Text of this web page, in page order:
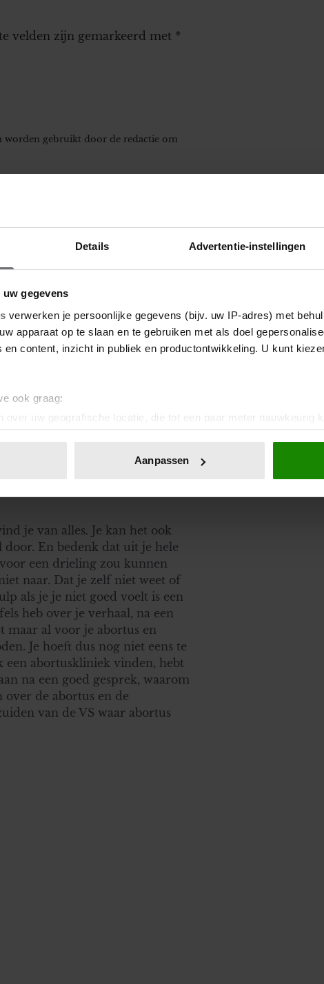
Details Advertentie-instellingen
gegevens
verwerken je persoonlijke gegevens (bijv. uw IP-adres) met
apparaat op te slaan en te gebruiken met als doel
en content, inzicht in publiek en productontwikkeling. U kunt
ook graag:
over uw geografische locatie, die tot een paar meter nauwkeurig
door het actief te scannen op specifieke eigenschappen
wijzigen of intrekken in de Cookieverklaring.
Deze partners kunnen deze gegevens combineren met
op basis van uw gebruik van hun services. U gaat
Aanpassen
velden zijn gemarkeerd met *
worden gebruikt door de redactie om
je van alles. Je kan het ook
En bedenk dat uit je hele
een drieling zou kunnen
naar. Dat je zelf niet weet of
als je je niet goed voelt is een
heb over je verhaal, na een
maar al voor je abortus en
Je hoeft dus nog niet eens te
een abortuskliniek vinden, hebt
na een goed gesprek, waarom
over de abortus en de
van de VS waar abortus